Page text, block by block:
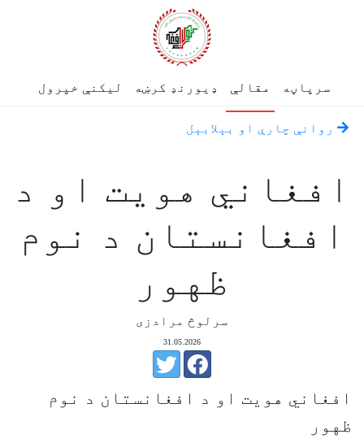
سرپاڼه مقالې ډیورنډ کرښه لیکنې خپرول
روانې چارې او بېلابېل
افغاني هویت او د
افغانستان د نوم
ظهور
سرلوڅ مرادزی
31.05.2026
افغاني هویت او د افغانستان د نوم
ظهور